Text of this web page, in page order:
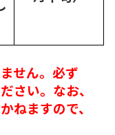
せん。必ず
さい。なお、
ねますので、